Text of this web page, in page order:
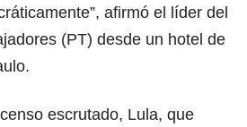
afirmó el líder del
(PT) desde un hotel de
escrutado, Lula, que